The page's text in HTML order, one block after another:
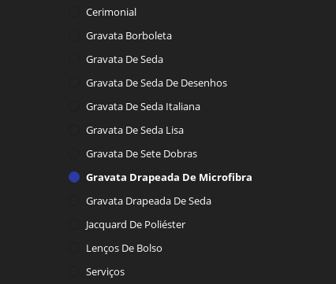
Cerimonial
Gravata Borboleta
Gravata De Seda
Gravata De Seda De Desenhos
Gravata De Seda Italiana
Gravata De Seda Lisa
Gravata De Sete Dobras
Gravata Drapeada De Microfibra
Gravata Drapeada De Seda
Jacquard De Poliéster
Lenços De Bolso
Serviços